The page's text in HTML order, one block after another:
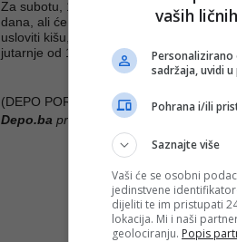
Za subotu, 11. jula, meteorolozi
dana, ali će tokom poslijepodneva doći
usloviti kišu, lokalne pljuskove i
jutarnje od 15 do 20 stepeni, a dnevne
(DEPO PORTAL/af)
Depo.ba pratite putem društvenih mreža
vaših
Personalizirano
sadržaja, uvidi
Pohrana i/ili
Saznajte više
Vaši će se osobni
jedinstvene
dijeliti te im pristupati
lokacija. Mi i naši
geolociranju. Popis